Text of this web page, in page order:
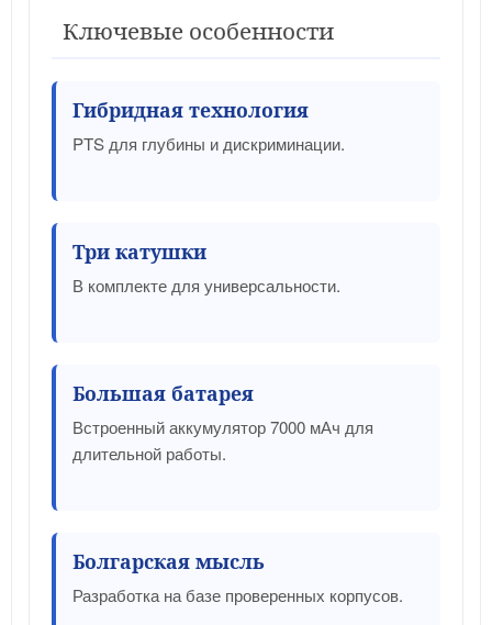
Ключевые особенности
Гибридная технология
PTS для глубины и дискриминации.
Три катушки
В комплекте для универсальности.
Большая батарея
Встроенный аккумулятор 7000 мАч для
длительной работы.
Болгарская мысль
Разработка на базе проверенных корпусов.